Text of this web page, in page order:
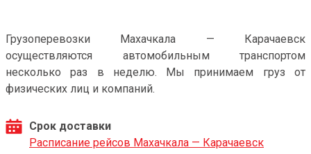
Грузоперевозки Махачкала — Карачаевск
осуществляются автомобильным транспортом
несколько раз в неделю. Мы принимаем груз от
физических лиц и компаний.
Срок доставки
Расписание рейсов Махачкала — Карачаевск